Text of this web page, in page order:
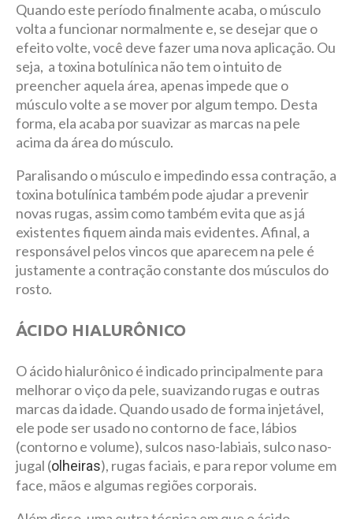
Quando este período finalmente acaba, o músculo
volta a funcionar normalmente e, se desejar que o
efeito volte, você deve fazer uma nova aplicação. Ou
seja, a toxina botulínica não tem o intuito de
preencher aquela área, apenas impede que o
músculo volte a se mover por algum tempo. Desta
forma, ela acaba por suavizar as marcas na pele
acima da área do músculo.
Paralisando o músculo e impedindo essa contração, a
toxina botulínica também pode ajudar a prevenir
novas rugas, assim como também evita que as já
existentes fiquem ainda mais evidentes. Afinal, a
responsável pelos vincos que aparecem na pele é
justamente a contração constante dos músculos do
rosto.
ÁCIDO HIALURÔNICO
O ácido hialurônico é indicado principalmente para
melhorar o viço da pele, suavizando rugas e outras
marcas da idade. Quando usado de forma injetável,
ele pode ser usado no contorno de face, lábios
(contorno e volume), sulcos naso-labiais, sulco naso-
jugal (olheiras), rugas faciais, e para repor volume em
face, mãos e algumas regiões corporais.